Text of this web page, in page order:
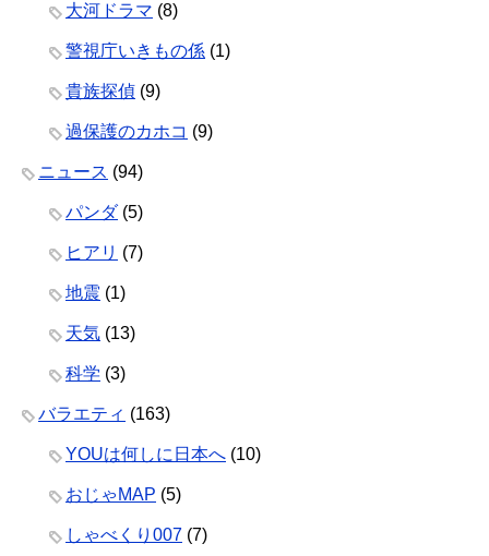
大河ドラマ (8)
警視庁いきもの係 (1)
貴族探偵 (9)
過保護のカホコ (9)
ニュース (94)
パンダ(5)
ヒアリ (7)
地震 (1)
天気 (13)
科学 (3)
バラエティ (163)
YOUは何しに日本へ (10)
おじゃMAP (5)
しゃべくり007 (7)